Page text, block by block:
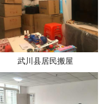
武川县居民搬屋